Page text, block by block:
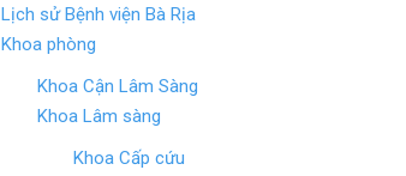
o
o
t
Lịch sử Bệnh viện Bà Rịa
Khoa phòng
Khoa Cận Lâm Sàng
Khoa Lâm sàng
Khoa Cấp cứu